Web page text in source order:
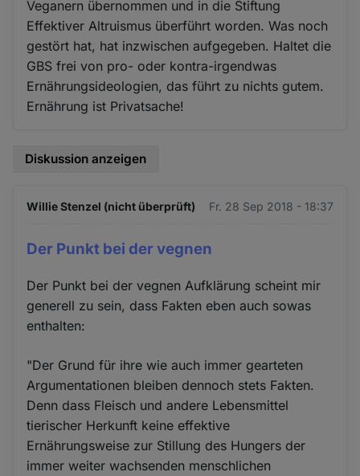
Veganern übernommen und in die Stiftung
Effektiver Altruismus überführt worden. Was noch
gestört hat, hat inzwischen aufgegeben. Haltet die
GBS frei von pro- oder kontra-irgendwas
Ernährungsideologien, das führt zu nichts gutem.
Ernährung ist Privatsache!
Diskussion anzeigen
Willie Stenzel (nicht überprüft) Fr. 28 Sep 2018 - 18:37
Der Punkt bei der vegnen
Der Punkt bei der vegnen Aufklärung scheint mir
generell zu sein, dass Fakten eben auch sowas
enthalten:
"Der Grund für ihre wie auch immer gearteten
Argumentationen bleiben dennoch stets Fakten.
Denn dass Fleisch und andere Lebensmittel
tierischer Herkunft keine effektive
Ernährungsweise zur Stillung des Hungers der
immer weiter wachsenden menschlichen